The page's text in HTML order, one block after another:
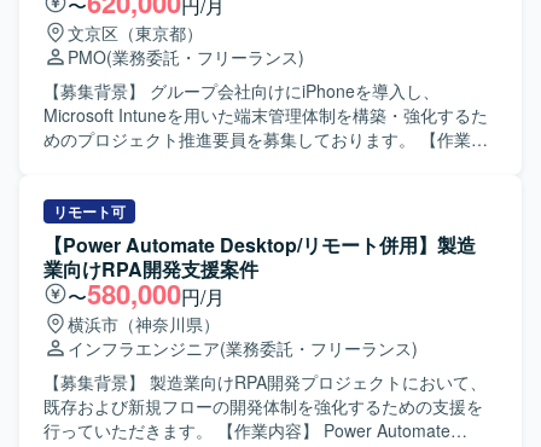
していただきます。また、現場の業務ニーズを踏まえたハ
ンズオン研修の企画、研修内容のすり合わせと構成案の作
成、オンライン研修の運営や講師・サポート対応も担当し
ていただきます。元請け正社員とペアを組み、組織のDX推
進をバックアップしていただきます。 【求める人物像】
Microsoft365 CopilotやM365製品に強い関心を持ち、最新情
ー目線で情報発信や研修コンテンツを作成できる方、コミ
ュニケーションを通じて組織の活性化をリードできる方が
望ましいです。また、PMとして主体的に計画を立て、関係
者と連携しながらタスクをやり切る自走力のある方を歓迎
いたします。 【ポジションの魅力】 大手企業のDX推進を現
場に近い立場でリードでき、Microsoft365 Copilotの活用事
例やナレッジを蓄積しながら、情報発信や研修企画のスキ
ルを高めていただけます。ユーザーとの距離が近く、利用
状況の変化やフィードバックをダイレクトに感じながら施
策を改善できるため、成果や貢献度を実感しやすい環境で
文京区（東京都）
PMO(業務委託・フリーランス)
【募集背景】 グループ会社向けにiPhoneを導入し、
Microsoft Intuneを用いた端末管理体制を構築・強化するた
めのプロジェクト推進要員を募集しております。 【作業内
と進行管理、関係者との調整を行いながら、Microsoft
Intuneを利用したiPhone端末管理（デバイス登録、構成プ
ロファイルやポリシー設定、アプリ配布、セキュリティ設
定の検討・反映）を実施していただきます。また、iPhone
配賦に伴う業務設計・手順整理、配賦フローや初期設定手
順、運用ルールの整備もお任せします。ユーザーからの端
末利用・設定・トラブル等に関する問い合わせ対応（一次
～二次対応）を行いながら、プロジェクト体制（5名程度）
のリードとしてメンバーへのタスク割り振り、進捗管理、
品質担保、関係部署との連携を行っていただきます。 【求
リモート可
【Power Automate Desktop/リモート併用】製造
業向けRPA開発支援案件
〜580,000円/月
横浜市（神奈川県）
インフラエンジニア(業務委託・フリーランス)
【募集背景】 製造業向けRPA開発プロジェクトにおいて、
既存および新規フローの開発体制を強化するための支援を
行っていただきます。 【作業内容】 Power Automate